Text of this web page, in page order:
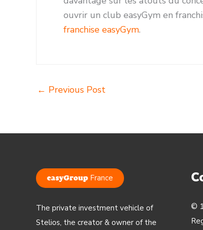
ouvrir un club easyGym en
franchise easyGym.
← Previous Post
easyGroup France
The private investment vehicle of
Stelios, the creator & owner of the
©